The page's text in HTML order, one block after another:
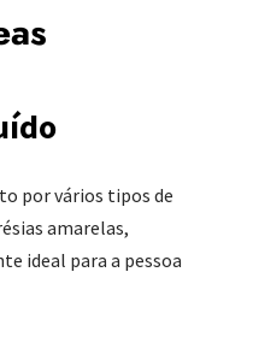
por vários tipos de
amarelas,
ideal para a pessoa